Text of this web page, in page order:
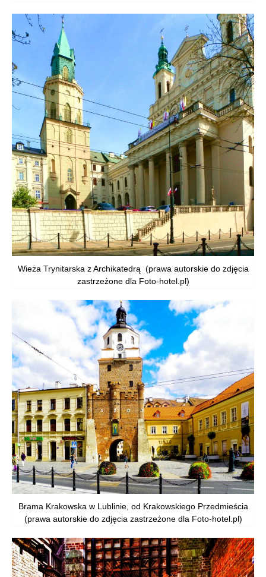
Wieża Trynitarska z Archikatedrą (prawa autorskie do zdjęcia
zastrzeżone dla Foto-hotel.pl)
Brama Krakowska w Lublinie, od Krakowskiego Przedmieścia
(prawa autorskie do zdjęcia zastrzeżone dla Foto-hotel.pl)